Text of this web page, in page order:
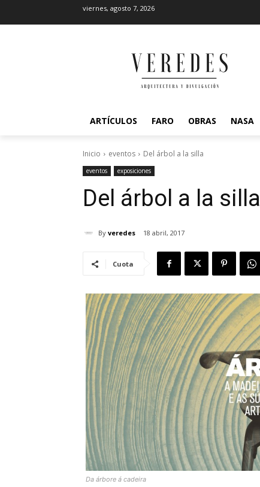
viernes, agosto 7, 2026
ARTÍCULOS FARO OBRAS NASA
Inicio eventos Del árbol a la silla
eventos exposiciones
Del árbol a la silla
By veredes 18 abril, 2017
Cuota
Da árbore á cadeira